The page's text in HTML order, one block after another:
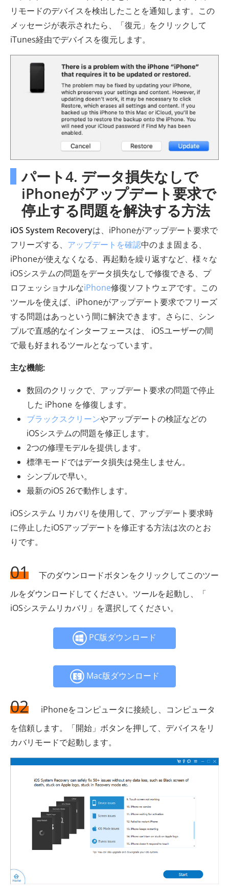
リモードのデバイスを検出したことを通知します。この
メッセージが表示されたら、「復元」をクリックして
iTunes経由でデバイスを復元します。
パート4. データ損失なしで
iPhoneがアップデート要求で
停止する問題を解決する方法
iOS System Recoveryは、iPhoneがアップデート要求で
フリーズする、 アップデートを確認中のまま固まる、
iPhoneが使えなくなる、再起動を繰り返すなど、様々な
iOSシステムの問題をデータ損失なしで修復できる、プ
ロフェッショナルなiPhone修復ソフトウェアです。この
ツールを使えば、iPhoneがアップデート要求でフリーズ
する問題はあっという間に解決できます。さらに、シン
プルで直感的なインターフェースは、 iOSユーザーの間
で最も好まれるツールとなっています。
主な機能:
数回のクリックで、アップデート要求の問題で停止
した iPhone を修復します。
ブラックスクリーンやアップデートの検証などの
iOSシステムの問題を修正します。
2つの修理モデルを提供します。
標準モードではデータ損失は発生しません。
シンプルで早い。
最新のiOS 26で動作します。
iOSシステム リカバリを使用して、アップデート要求時
に停止したiOSアップデートを修正する方法は次のとお
りです。
01
下のダウンロードボタンをクリックしてこのツー
ルをダウンロードしてください。ツールを起動し、「
iOSシステムリカバリ」を選択してください。
PC版ダウンロード
Mac版ダウンロード
02
iPhoneをコンピュータに接続し、コンピュータ
を信頼します。「開始」ボタンを押して、デバイスをリ
カバリモードで起動します。